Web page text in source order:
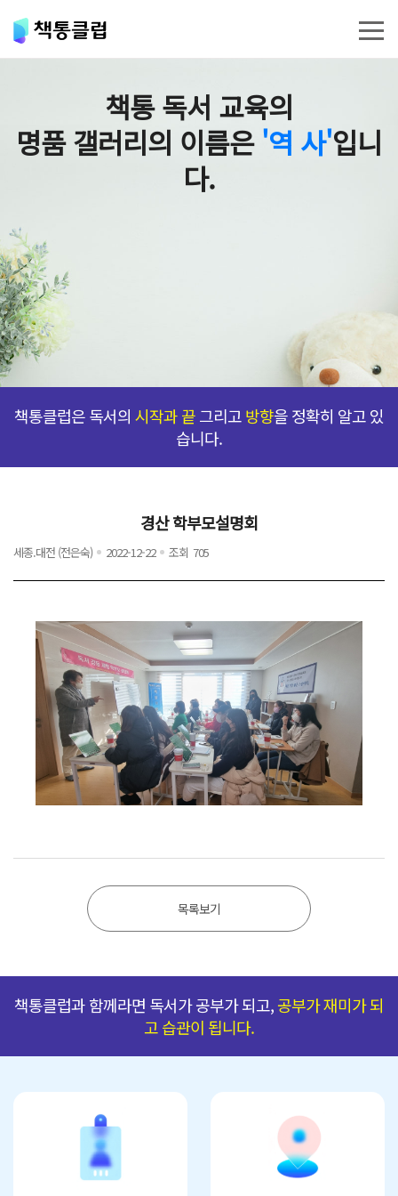
탁월한 선택 프로그램
TEST 책통이
책통 독서 교육의
명품 갤러리의 이름은 '역 사'입니
다.
책통클럽은 독서의 시작과 끝그리고방향을 정확히 알고 있
습니다.
경산 학부모설명회
세종.대전 (전은숙) 2022-12-22 조회 705
목록보기
책통클럽과 함께라면 독서가 공부가 되고,공부가 재미가 되
고 습관이 됩니다.